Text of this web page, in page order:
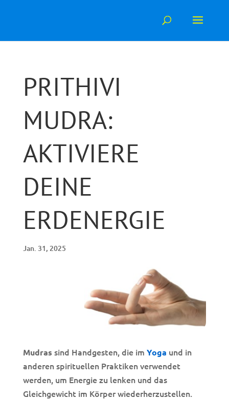
PRITHIVI
MUDRA:
AKTIVIERE
DEINE
ERDENERGIE
Jan. 31, 2025
Mudras sind Handgesten, die im Yoga und in
anderen spirituellen Praktiken verwendet
werden, um Energie zu lenken und das
Gleichgewicht im Körper wiederherzustellen.